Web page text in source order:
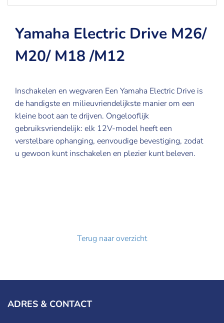
Yamaha Electric Drive M26/
M20/ M18 /M12
Inschakelen en wegvaren Een Yamaha Electric Drive is
de handigste en milieuvriendelijkste manier om een
kleine boot aan te drijven. Ongelooflijk
gebruiksvriendelijk: elk 12V-model heeft een
verstelbare ophanging, eenvoudige bevestiging, zodat
u gewoon kunt inschakelen en plezier kunt beleven.
Terug naar overzicht
ADRES & CONTACT